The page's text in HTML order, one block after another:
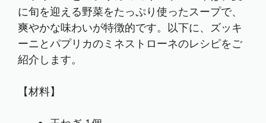
に旬を迎える野菜をたっぷり使ったスープで、
爽やかな味わいが特徴的です。以下に、ズッキ
ーニとパプリカのミネストローネのレシピをご
紹介します。
【材料】